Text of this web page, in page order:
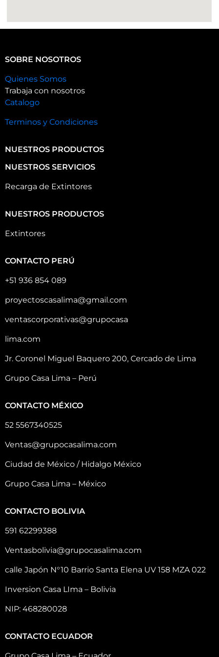
SOBRE NOSOTROS
Quienes Somos
Trabaja con nosotros
Catalogo
Terminos y Condiciones
NUESTROS PRODUCTOS
NUESTROS SERVICIOS
Recarga de Extintores
NUESTROS PRODUCTOS
Extintores
CONTACTO PERÚ
+51 936 854 089
proyectoscasalima@gmail.com
ventascorporativas@grupocasa
lima.com
Jr. Coronel Miguel Baquero 200, Cercado de Lima
Grupo Casa Lima – Perú
CONTACTO MÉXICO
52 5567340525
Ventas@grupocasalima.com
Ciudad de México / Hidalgo México
Grupo Casa Lima – México
CONTACTO BOLIVIA
591 62299388
Ventasbolivia@grupocasalima.com
calle Japón N°10 Barrio Santa Elena UV 158 MZA 022
Inversion Casa LIma – Bolivia
NIP: 468280028
CONTACTO ECUADOR